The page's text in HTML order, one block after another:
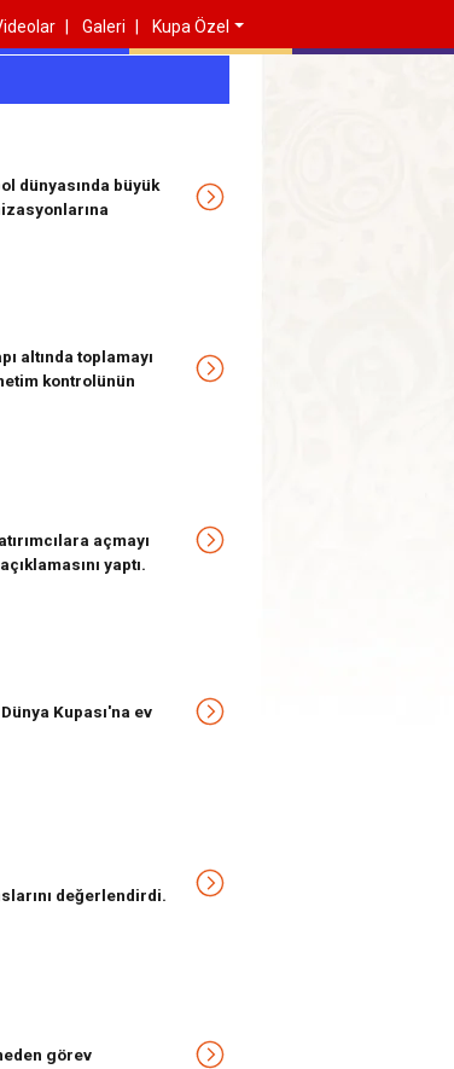
Galeri Kupa Özel
dünyasında büyük
altında toplamayı
kontrolünün
açmayı
yaptı.
Kupası'na ev
değerlendirdi.
görev